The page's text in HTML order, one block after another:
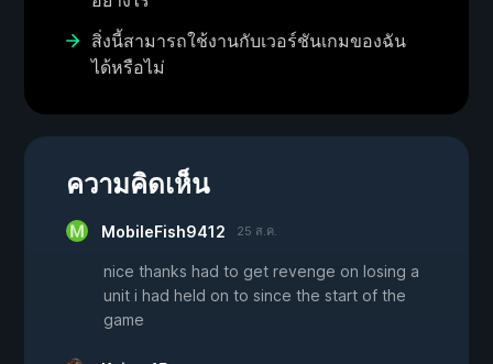
สิ่งนี้สามารถใช้งานกับเวอร์ชันเกมของฉัน
ได้หรือไม่
ความคิดเห็น
MobileFish9412 25 ส.ค.
nice thanks had to get revenge on losing a
unit i had held on to since the start of the
game